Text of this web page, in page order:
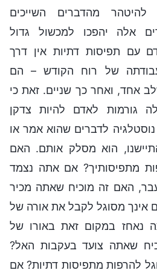
מהדברים השייכים
אלה יהפכו למכשול גדול
עם תפיסות דתיות אין דרך
של רוח הקודש – הם
אחד, ואחר כך שניים. זאת כי
גורמות לאדם להיות צדקן
נוסטלגיה לדברים שהוא אמר או
הוא מסלק אותם. האם
מתפיסותיך? אם אתה נצמד
האם זה מוכיח שאתה מכיר
אינך מסוגל לקבל את אורה של
נאחז במקום זאת באורו של
שאתה צועד בעקבות האל?
להרפות מתפיסות דתיות? אם